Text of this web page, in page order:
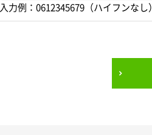
入力例：0612345679（ハイフンなし）